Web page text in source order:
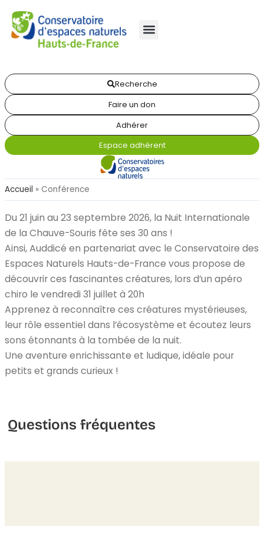
Recherche
Faire un don
Adhérer
Espace adhérent
Accueil » Conférence
Du 21 juin au 23 septembre 2026, la Nuit Internationale
de la Chauve-Souris fête ses 30 ans !
Ainsi, Auddicé en partenariat avec le Conservatoire des
Espaces Naturels Hauts-de-France vous propose de
découvrir ces fascinantes créatures, lors d’un apéro
chiro le vendredi 31 juillet à 20h
Apprenez à reconnaître ces créatures mystérieuses,
leur rôle essentiel dans l’écosystème et écoutez leurs
sons étonnants à la tombée de la nuit.
Une aventure enrichissante et ludique, idéale pour
petits et grands curieux !
Questions fréquentes